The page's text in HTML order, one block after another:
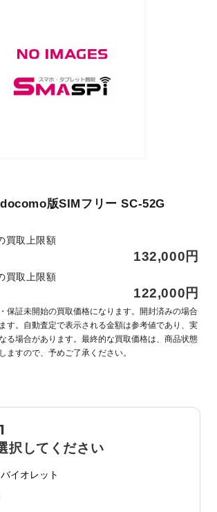
版SIMフリー SC-52G
買取上限額
132,000円
買取上限額
122,000円
保証未開始の買取価格になります。開封済みの場合
す。自動査定で表示される金額は参考値であり、実
る場合があります。最終的な買取価格は、商品状態
ますので、予めご了承ください。
択してください
イオレット